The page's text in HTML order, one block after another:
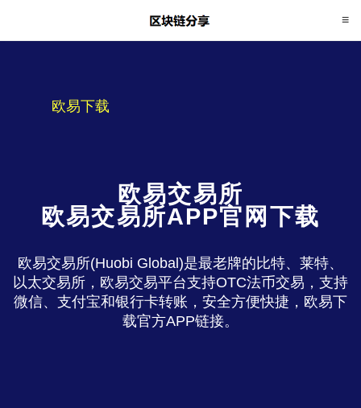
欧易下载
欧易交易所
欧易交易所APP官网下载
欧易交易所(Huobi Global)是最老牌的比特、莱特、
以太交易所，欧易交易平台支持OTC法币交易，支持
微信、支付宝和银行卡转账，安全方便快捷，欧易下
载官方APP链接。